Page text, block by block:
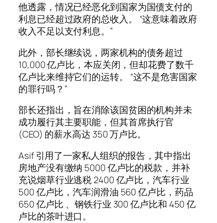
他透露，情况已经恶化到国家为国债支付的
利息已经超过政府的总收入。 “这意味着政府
收入不足以支付利息。”
此外，部长继续说，两家机构的债务超过
10,000 亿卢比，本应关闭，但却花费了数千
亿卢比来维持它们的运转。 “这不是危害国家
的罪行吗？”
部长还指出，旨在消除该国贫困的机构并未
成功履行其主要职能，但其首席执行官
(CEO) 的薪水高达 350 万卢比。
Asif 引用了一家私人组织的报告，其中指出
房地产没有缴纳 5000 亿卢比的税款，并补
充说烟草行业逃税 2400 亿卢比，汽车行业
500 亿卢比，汽车润滑油 560 亿卢比，药品
650 亿卢比 、钢铁行业 300 亿卢比和 450 亿
卢比的茶叶进口。